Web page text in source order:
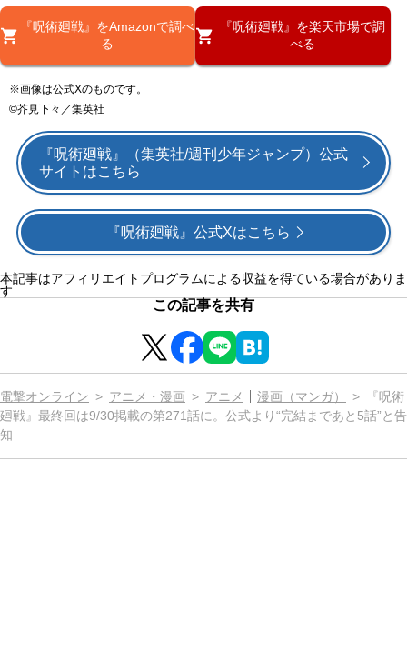
『呪術廻戦』をAmazonで調べ
る
『呪術廻戦』を楽天市場で調
べる
※画像は公式Xのものです。
©芥見下々／集英社
『呪術廻戦』（集英社/週刊少年ジャンプ）公式
サイトはこちら
『呪術廻戦』公式Xはこちら
本記事はアフィリエイトプログラムによる収益を得ている場合がありま
す
この記事を共有
電撃オンライン アニメ・漫画 アニメ 漫画（マンガ）
『呪術
廻戦』最終回は9/30掲載の第271話に。公式より“完結まであと5話”と告
知